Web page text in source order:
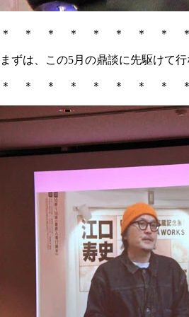
＊ ＊ ＊ ＊ ＊ ＊ ＊ ＊
まずは、この5月の鼎談に先駆けて
＊ ＊ ＊ ＊ ＊ ＊ ＊ ＊